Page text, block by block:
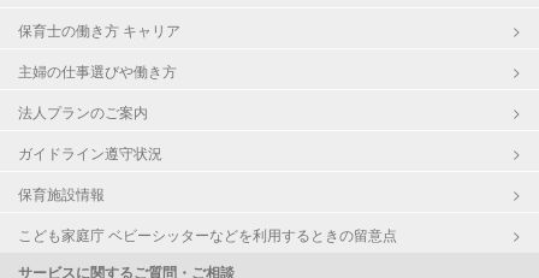
保育士の働き方 キャリア
主婦の仕事選びや働き方
法人プランのご案内
ガイドライン遵守状況
保育施設情報
こども家庭庁 ベビーシッターなどを利用するときの留意点
サービスに関するご質問・ご相談